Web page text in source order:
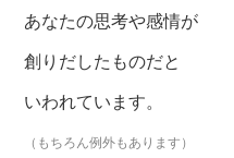
あなたの思考や感情が
創りだしたものだと
いわれています。
（もちろん例外もあります）